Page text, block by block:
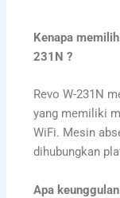
Kenapa
231N ?
Revo W-231N
yang memiliki
WiFi. Mesin
dihubungkan
Apa